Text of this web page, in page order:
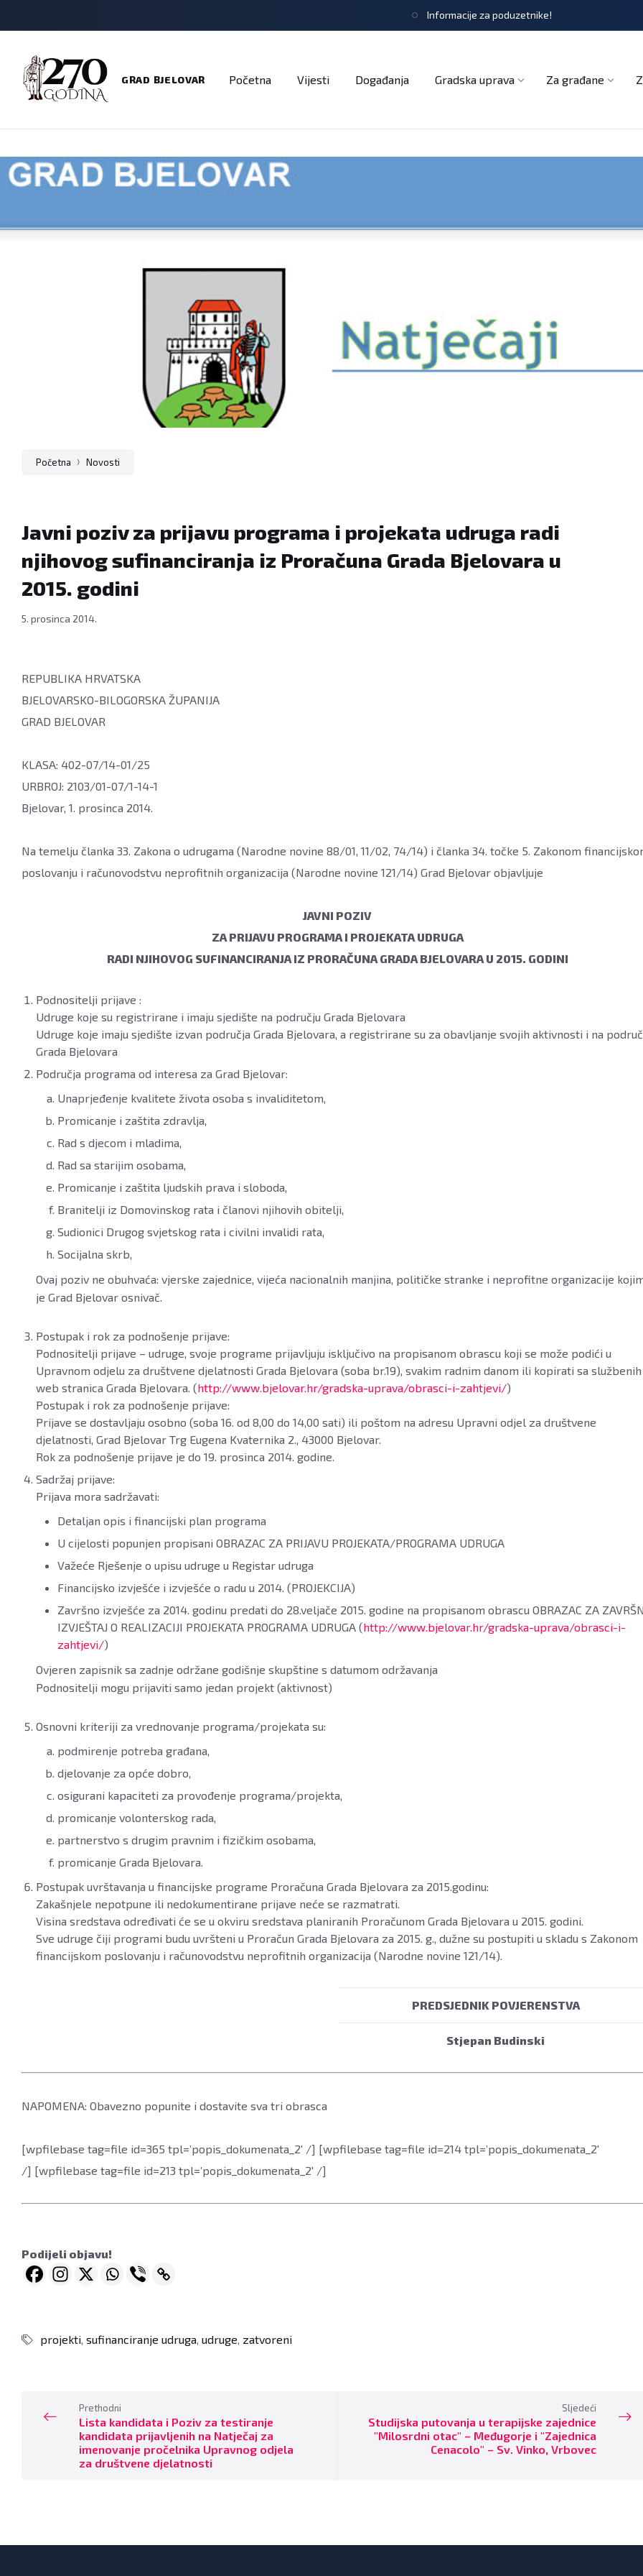
Informacije za poduzetnike!
GRAD BJELOVAR Početna Vijesti Događanja Gradska uprava Za građane
Natječaji
Početna Novosti
Javni poziv za prijavu programa i projekata udruga radi
njihovog sufinanciranja iz Proračuna Grada Bjelovara u
2015. godini
5. prosinca 2014.
REPUBLIKA HRVATSKA
BJELOVARSKO-BILOGORSKA ŽUPANIJA
GRAD BJELOVAR
KLASA: 402-07/14-01/25
URBROJ: 2103/01-07/1-14-1
Bjelovar, 1. prosinca 2014.
Na temelju članka 33. Zakona o udrugama (Narodne novine 88/01, 11/02, 74/14) i članka 34. točke 5. Zakonom
poslovanju i računovodstvu neprofitnih organizacija (Narodne novine 121/14) Grad Bjelovar objavljuje
JAVNI POZIV
ZA PRIJAVU PROGRAMA I PROJEKATA UDRUGA
RADI NJIHOVOG SUFINANCIRANJA IZ PRORAČUNA GRADA BJELOVARA U 2015. GODINI
Podnositelji prijave :
Udruge koje su registrirane i imaju sjedište na području Grada Bjelovara
Udruge koje imaju sjedište izvan područja Grada Bjelovara, a registrirane su za obavljanje svojih aktivnosti i na
Grada Bjelovara
Područja programa od interesa za Grad Bjelovar:
Unaprjeđenje kvalitete života osoba s invaliditetom,
Promicanje i zaštita zdravlja,
Rad s djecom i mladima,
Rad sa starijim osobama,
Promicanje i zaštita ljudskih prava i sloboda,
Branitelji iz Domovinskog rata i članovi njihovih obitelji,
Sudionici Drugog svjetskog rata i civilni invalidi rata,
Socijalna skrb,
Ovaj poziv ne obuhvaća: vjerske zajednice, vijeća nacionalnih manjina, političke stranke i neprofitne organizacije
je Grad Bjelovar osnivač.
Postupak i rok za podnošenje prijave:
Podnositelji prijave – udruge, svoje programe prijavljuju isključivo na propisanom obrascu koji se može podići u
Upravnom odjelu za društvene djelatnosti Grada Bjelovara (soba br.19), svakim radnim danom ili kopirati sa službenih
web stranica Grada Bjelovara. (http://www.bjelovar.hr/gradska-uprava/obrasci-i-zahtjevi/)
Postupak i rok za podnošenje prijave:
Prijave se dostavljaju osobno (soba 16. od 8,00 do 14,00 sati) ili poštom na adresu Upravni odjel za društvene
djelatnosti, Grad Bjelovar Trg Eugena Kvaternika 2., 43000 Bjelovar.
Rok za podnošenje prijave je do 19. prosinca 2014. godine.
Sadržaj prijave:
Prijava mora sadržavati:
Detaljan opis i financijski plan programa
U cijelosti popunjen propisani OBRAZAC ZA PRIJAVU PROJEKATA/PROGRAMA UDRUGA
Važeće Rješenje o upisu udruge u Registar udruga
Financijsko izvješće i izvješće o radu u 2014. (PROJEKCIJA)
Završno izvješće za 2014. godinu predati do 28.veljače 2015. godine na propisanom obrascu OBRAZAC ZA
IZVJEŠTAJ O REALIZACIJI PROJEKATA PROGRAMA UDRUGA (http://www.bjelovar.hr/gradska-uprava/obrasci-i-
zahtjevi/)
Ovjeren zapisnik sa zadnje održane godišnje skupštine s datumom održavanja
Podnositelji mogu prijaviti samo jedan projekt (aktivnost)
Osnovni kriteriji za vrednovanje programa/projekata su:
podmirenje potreba građana,
djelovanje za opće dobro,
osigurani kapaciteti za provođenje programa/projekta,
promicanje volonterskog rada,
partnerstvo s drugim pravnim i fizičkim osobama,
promicanje Grada Bjelovara.
Postupak uvrštavanja u financijske programe Proračuna Grada Bjelovara za 2015.godinu:
Zakašnjele nepotpune ili nedokumentirane prijave neće se razmatrati.
Visina sredstava određivati će se u okviru sredstava planiranih Proračunom Grada Bjelovara u 2015. godini.
Sve udruge čiji programi budu uvršteni u Proračun Grada Bjelovara za 2015. g., dužne su postupiti u skladu s Zakonom
financijskom poslovanju i računovodstvu neprofitnih organizacija (Narodne novine 121/14).
PREDSJEDNIK POVJERENSTVA
Stjepan Budinski
NAPOMENA: Obavezno popunite i dostavite sva tri obrasca
[wpfilebase tag=file id=365 tpl=’popis_dokumenata_2′ /] [wpfilebase tag=file id=214 tpl=’popis_dokumenata_2′
/] [wpfilebase tag=file id=213 tpl=’popis_dokumenata_2′ /]
Podijeli objavu!
projekti sufinanciranje udruga udruge zatvoreni
Prethodni
Lista kandidata i Poziv za testiranje
kandidata prijavljenih na Natječaj za
imenovanje pročelnika Upravnog odjela
za društvene djelatnosti
Sljedeći
Studijska putovanja u terapijske zajednice
"Milosrdni otac" – Međugorje i "Zajednica
Cenacolo" – Sv. Vinko, Vrbovec